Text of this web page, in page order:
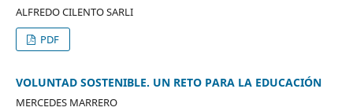
ALFREDO CILENTO SARLI
PDF
VOLUNTAD SOSTENIBLE. UN RETO PARA LA EDUCACIÓN
MERCEDES MARRERO